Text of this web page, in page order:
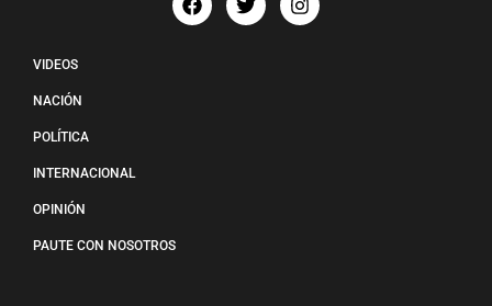
VIDEOS
NACIÓN
POLÍTICA
INTERNACIONAL
OPINIÓN
PAUTE CON NOSOTROS